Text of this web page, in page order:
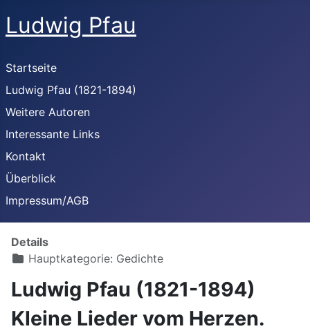
Ludwig Pfau
Startseite
Ludwig Pfau (1821-1894)
Weitere Autoren
Interessante Links
Kontakt
Überblick
Impressum/AGB
Details
Hauptkategorie: Gedichte
Ludwig Pfau (1821-1894)
Kleine Lieder vom Herzen.